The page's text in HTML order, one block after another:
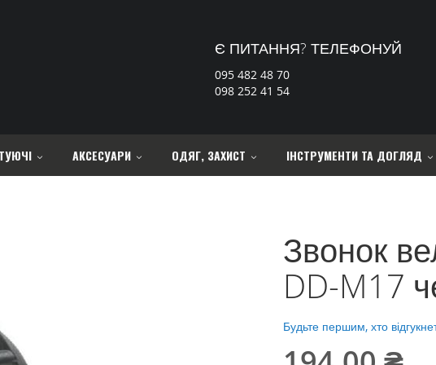
Є ПИТАННЯ? ТЕЛЕФОНУЙ
095 482 48 70
098 252 41 54
АКСЕСУАРИ ОДЯГ, ЗАХИСТ ІНСТРУМЕНТИ ТА ДОГЛЯД
Звонок
DD-M17
Будьте першим, хто
Special